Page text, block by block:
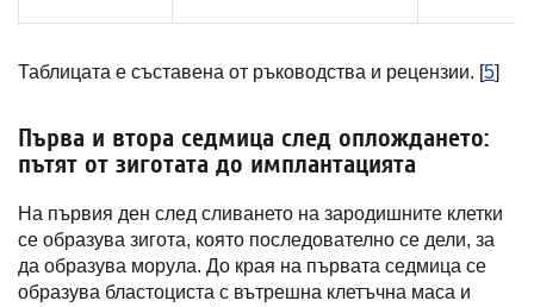
Таблицата е съставена от ръководства и рецензии. [5]
Първа и втора седмица след оплождането:
пътят от зиготата до имплантацията
На първия ден след сливането на зародишните клетки
се образува зигота, която последователно се дели, за
да образува морула. До края на първата седмица се
образува бластоциста с вътрешна клетъчна маса и